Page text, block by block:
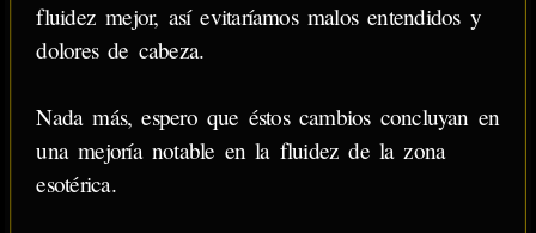
fluidez mejor, así evitaríamos malos entendidos y
dolores de cabeza.
Nada más, espero que éstos cambios concluyan en
una mejoría notable en la fluidez de la zona
esotérica.